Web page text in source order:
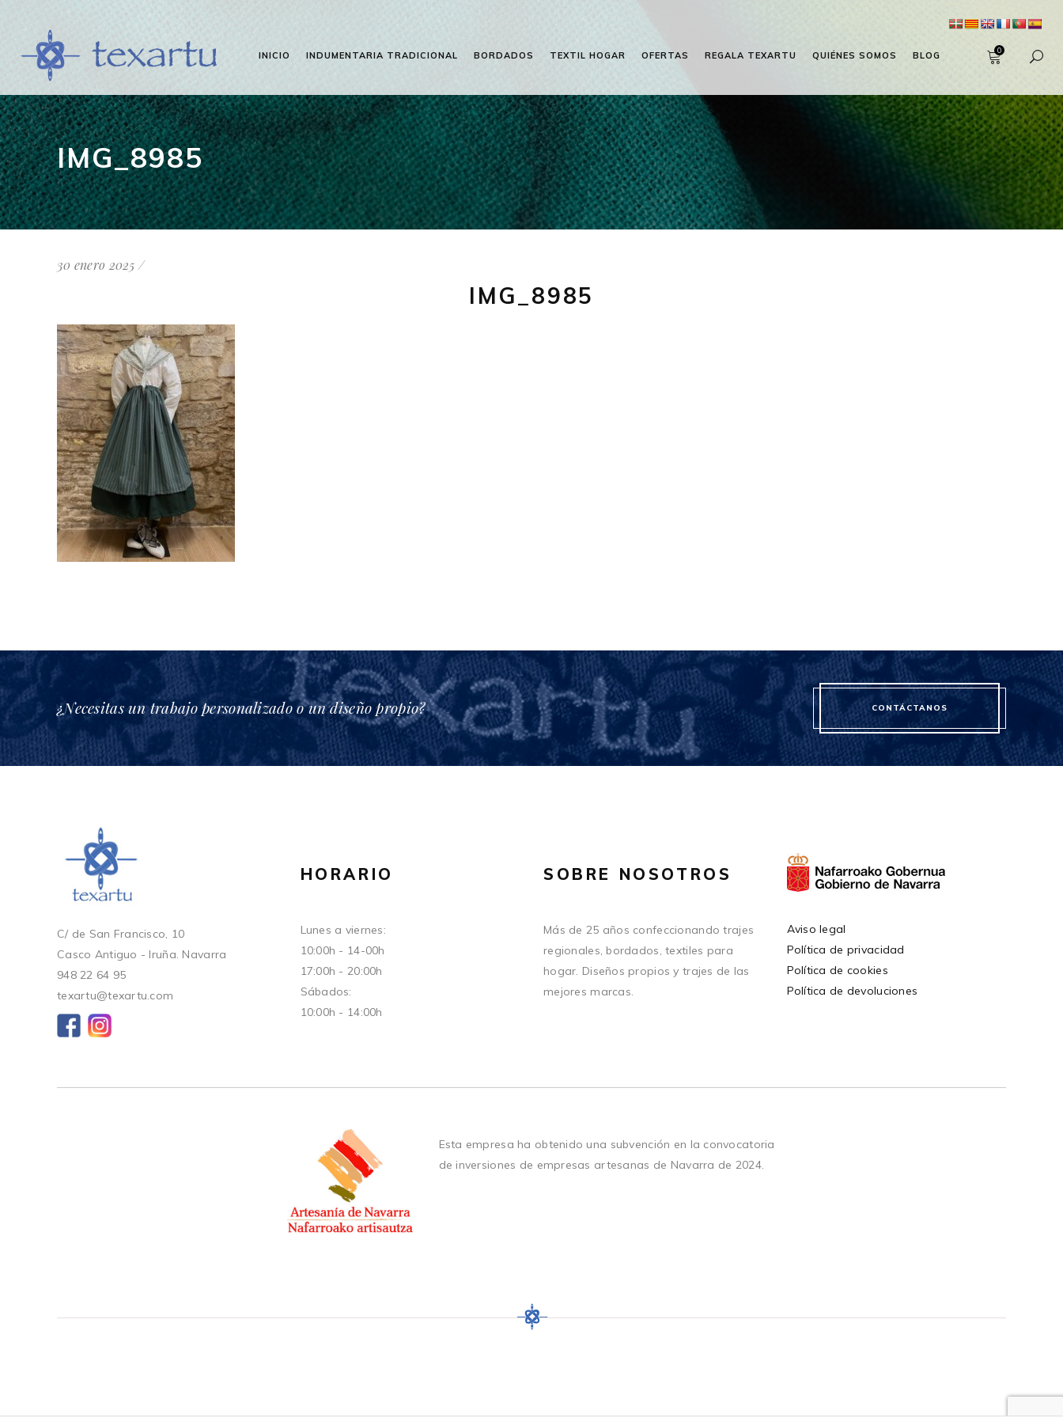
INICIO INDUMENTARIA TRADICIONAL BORDADOS TEXTIL HOGAR OFERTAS REGALA TEXARTU QUIÉNES SOMOS BLOG 0
IMG_8985
30 enero 2025
IMG_8985
¿Necesitas un trabajo personalizado o un diseño propio? CONTÁCTANOS
C/ de San Francisco, 10
Casco Antiguo - Iruña. Navarra
948 22 64 95
texartu@texartu.com
HORARIO
Lunes a viernes:
10:00h - 14-00h
17:00h - 20:00h
Sábados:
10:00h - 14:00h
SOBRE NOSOTROS
Más de 25 años confeccionando trajes
regionales, bordados, textiles para
hogar. Diseños propios y trajes de las
mejores marcas.
Aviso legal
Política de privacidad
Política de cookies
Política de devoluciones
Esta empresa ha obtenido una subvención en la convocatoria
de inversiones de empresas artesanas de Navarra de 2024.